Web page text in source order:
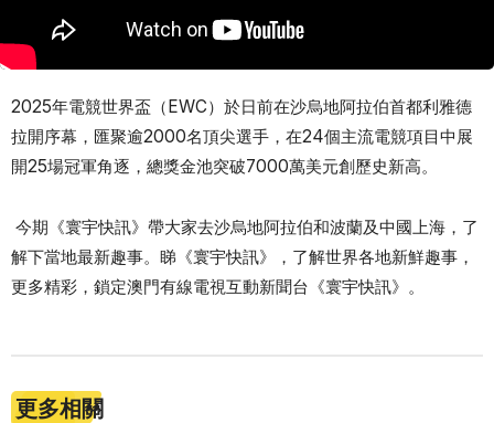
2025年電競世界盃（EWC）於日前在沙烏地阿拉伯首都利雅德
拉開序幕，匯聚逾2000名頂尖選手，在24個主流電競項目中展
開25場冠軍角逐，總獎金池突破7000萬美元創歷史新高。
今期《寰宇快訊》帶大家去沙烏地阿拉伯和波蘭及中國上海，了
解下當地最新趣事。睇《寰宇快訊》，了解世界各地新鮮趣事，
更多精彩，鎖定澳門有線電視互動新聞台《寰宇快訊》。
更多相關